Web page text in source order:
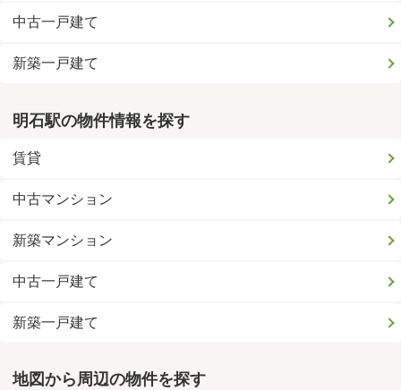
中古一戸建て
新築一戸建て
明石駅の物件情報を探す
賃貸
中古マンション
新築マンション
中古一戸建て
新築一戸建て
地図から周辺の物件を探す